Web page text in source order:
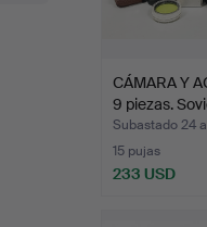
CÁMARA Y
9 piezas.
Subastado 24
15 pujas
233 USD